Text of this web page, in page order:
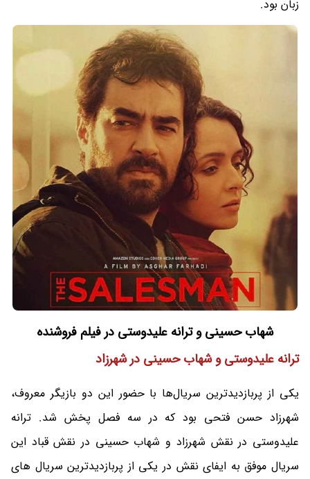
زبان بود.
شهاب حسینی و ترانه علیدوستی در فیلم فروشنده
ترانه علیدوستی و شهاب حسینی در شهرزاد
یکی از پربازدیدترین سریال‌ها با حضور این دو بازیگر معروف،
شهرزاد حسن فتحی بود که در سه فصل پخش شد. ترانه
علیدوستی در نقش شهرزاد و شهاب حسینی در نقش قباد این
سریال موفق به ایفای نقش در یکی از پربازدیدترین سریال های